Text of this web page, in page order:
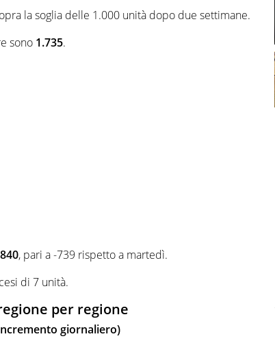
la soglia delle 1.000 unità dopo due settimane.
sono 1.735.
, pari a -739 rispetto a martedì.
di 7 unità.
per regione
giornaliero)